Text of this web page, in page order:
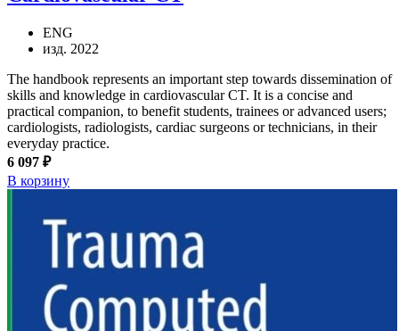
ENG
изд. 2022
The handbook represents an important step towards dissemination of
skills and knowledge in cardiovascular CT. It is a concise and
practical companion, to benefit students, trainees or advanced users;
cardiologists, radiologists, cardiac surgeons or technicians, in their
everyday practice.
6 097 ₽
В корзину